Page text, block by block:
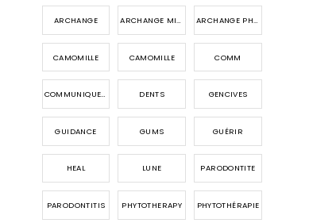
ARCHANGE ARCHANGE MICHAEL ARCHANGE PHANUEL
CAMOMILLE CAMOMILLE COMM
COMMUNIQUER AVEC LES ANGES DENTS GENCIVES
GUIDANCE GUMS GUÉRIR
HEAL LUNE PARODONTITE
PARODONTITIS PHYTOTHERAPY PHYTOTHÉRAPIE